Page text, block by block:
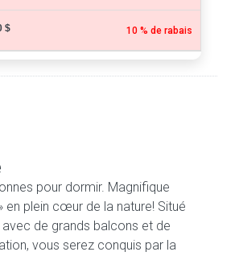
$ 10 % de rabais
pour dormir. Magnifique
en plein cœur de la nature! Situé
de grands balcons et de
vous serez conquis par la